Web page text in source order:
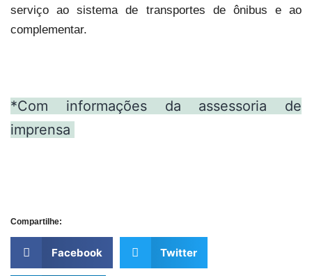
serviço ao sistema de transportes de ônibus e ao
complementar.
*Com informações da assessoria de
imprensa
Compartilhe:
Facebook Twitter